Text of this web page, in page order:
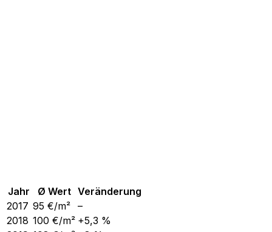
Jahr Ø Wert Veränderung
2017 95 €/m² –
2018 100 €/m² +5,3 %